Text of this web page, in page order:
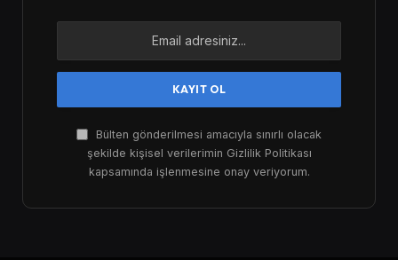
Bülten gönderilmesi amacıyla sınırlı olacak
şekilde kişisel verilerimin Gizlilik Politikası
kapsamında işlenmesine onay veriyorum.